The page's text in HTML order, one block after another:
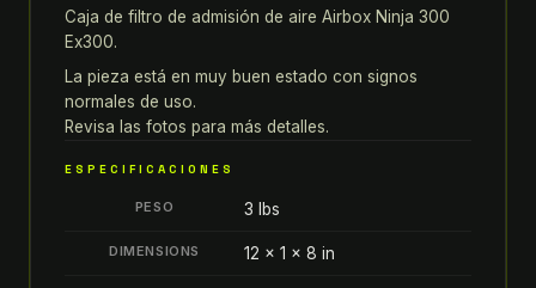
CAJA
DE
FILTRO
DE
ADMISIÓN
AIRBOX
quantity
Caja de filtro de admisión de aire Airbox Ninja 300
Ex300.
La pieza está en muy buen estado con signos
normales de uso.
Revisa las fotos para más detalles.
ESPECIFICACIONES
PESO 3 lbs
DIMENSIONS 12 × 1 × 8 in